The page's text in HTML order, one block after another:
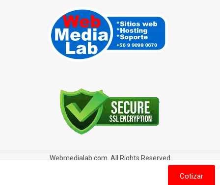
Webmedialab.com. All Rights Reserved
Política de privacidad
Política de Cookies
Cotizar